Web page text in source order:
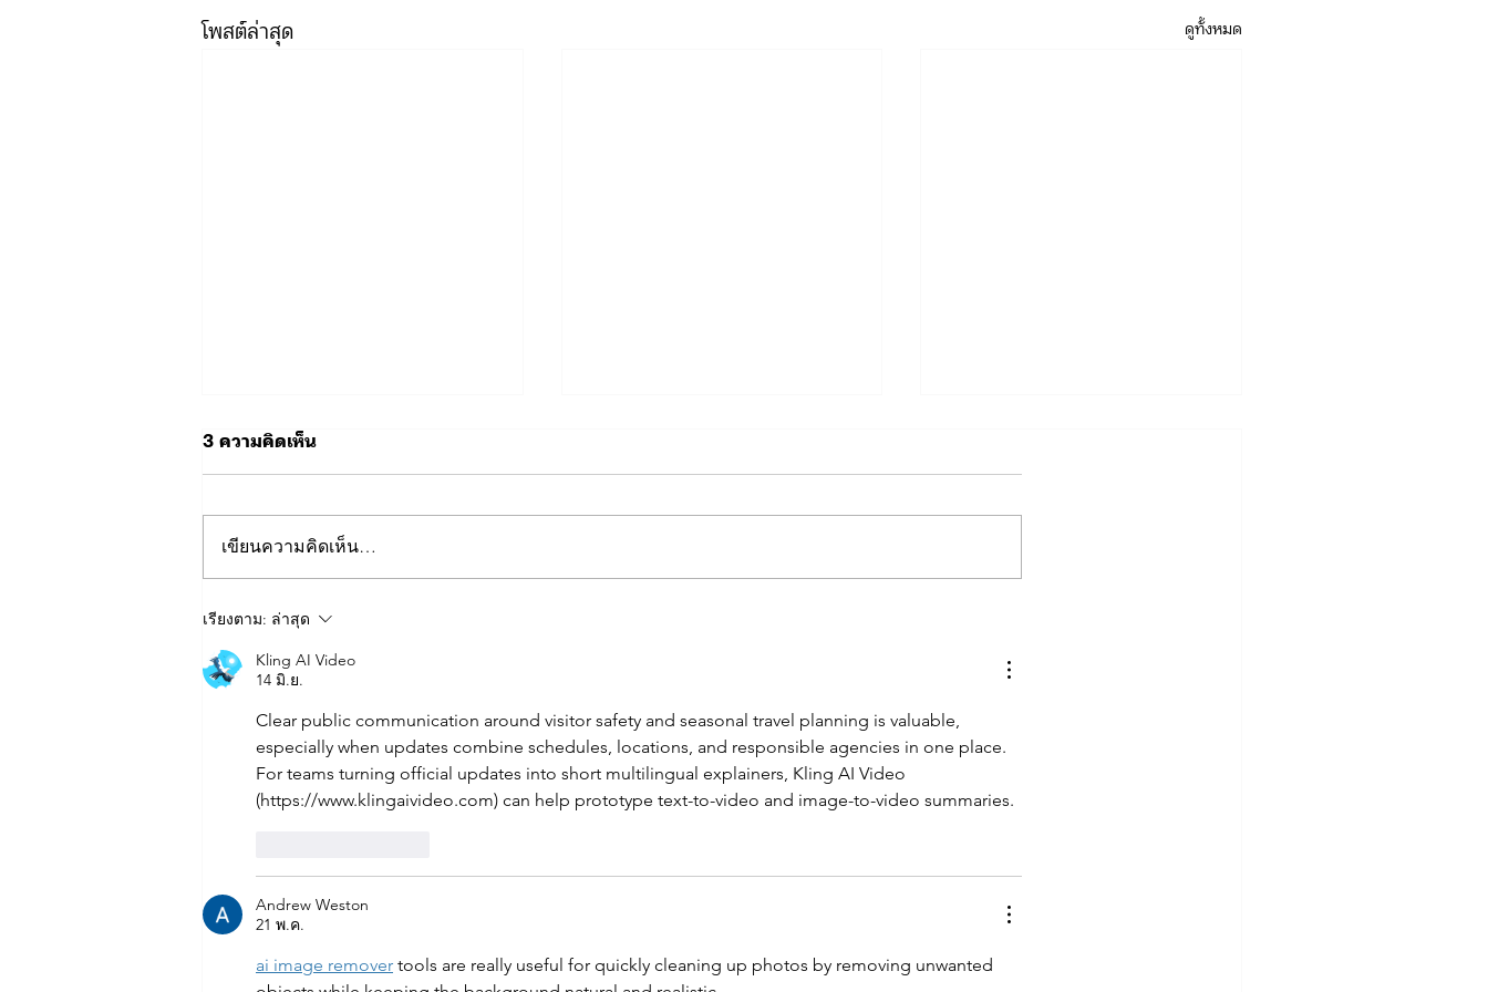
โพสต์ล่าสุด ดูทั้งหมด
📍🚗 แผนที่จุดจอดรถสำหรับผู้
กุศล ⚽💙
3 ความคิดเห็น
เขียนความคิดเห็น…
เรียงตาม: ล่าสุด
Kling AI Video
14 มิ.ย.
Clear public communication around visitor safety and seasonal travel planning is valuable,
especially when updates combine schedules, locations, and responsible agencies in one place.
For teams turning official updates into short multilingual explainers, Kling AI Video
(https://www.klingaivideo.com) can help prototype text-to-video and image-to-video summaries.
Andrew Weston
21 พ.ค.
ai image remover tools are really useful for quickly cleaning up photos by removing unwanted